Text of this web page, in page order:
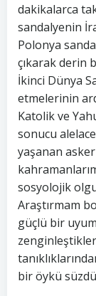
dakikalarca
sandalyenin
Polonya
çıkarak derin
İkinci Dünya
etmelerinin
Katolik ve
sonucu
yaşanan
sosyolojik
Araştırmam
güçlü bir
bir öykü